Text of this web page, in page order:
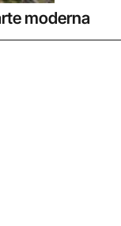
moderna